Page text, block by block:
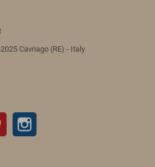
Cavriago (RE) - Italy
Pinterest